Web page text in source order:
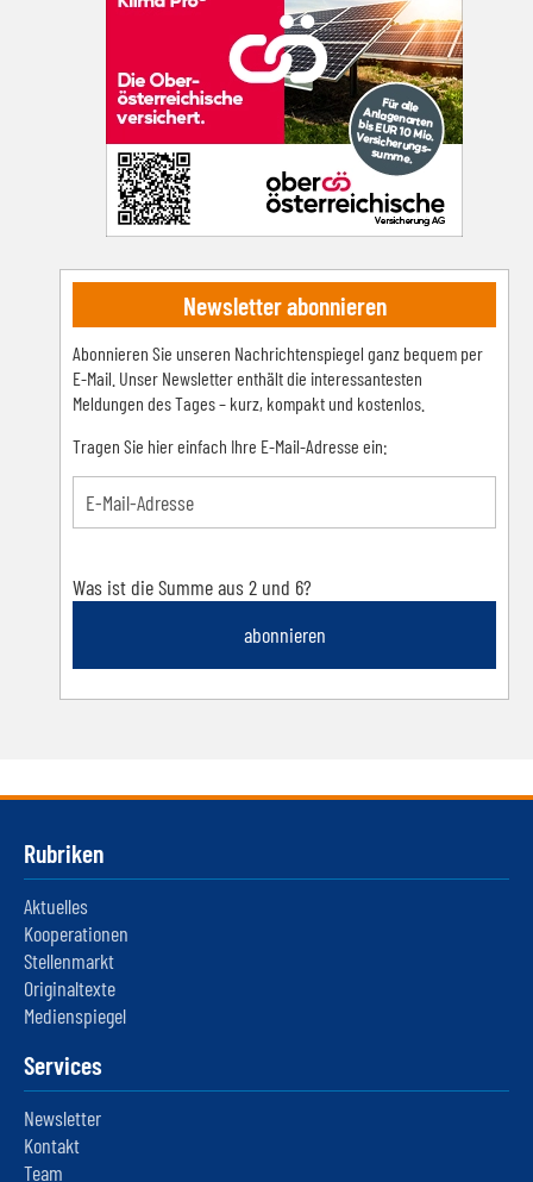
Newsletter abonnieren
Abonnieren Sie unseren Nachrichtenspiegel ganz bequem per
E-Mail. Unser Newsletter enthält die interessantesten
Meldungen des Tages – kurz, kompakt und kostenlos.
Tragen Sie hier einfach Ihre E-Mail-Adresse ein:
Was ist die Summe aus 2 und 6?
abonnieren
Rubriken
Aktuelles
Kooperationen
Stellenmarkt
Originaltexte
Medienspiegel
Services
Newsletter
Kontakt
Team